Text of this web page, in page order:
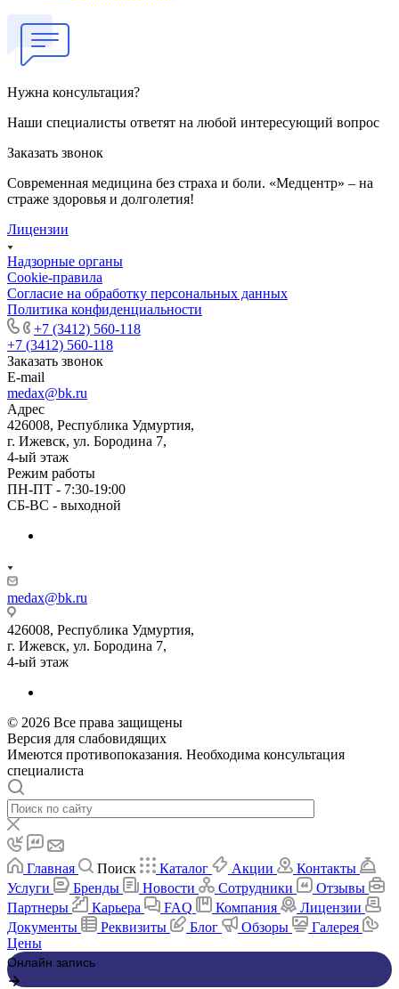
Нужна консультация?
Наши специалисты ответят на любой интересующий вопрос
Заказать звонок
Современная медицина без страха и боли. «Медцентр» – на
страже здоровья и долголетия!
Лицензии
Надзорные органы
Cookie-правила
Согласие на обработку персональных данных
Политика конфиденциальности
+7 (3412) 560-118
+7 (3412) 560-118
Заказать звонок
E-mail
medax@bk.ru
Адрес
426008, Республика Удмуртия,
г. Ижевск, ул. Бородина 7,
4-ый этаж
Режим работы
ПН-ПТ - 7:30-19:00
СБ-ВС - выходной
medax@bk.ru
426008, Республика Удмуртия,
г. Ижевск, ул. Бородина 7,
4-ый этаж
© 2026 Все права защищены
Версия для слабовидящих
Имеются противопоказания. Необходима консультация
специалиста
Главная Поиск Каталог Акции
Контакты
Услуги
Бренды Новости Сотрудники
Отзывы
Партнеры
Карьера FAQ Компания
Лицензии
Документы
Реквизиты Блог Обзоры
Галерея
Цены